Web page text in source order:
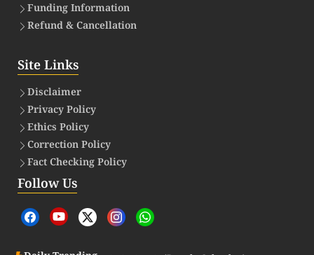
Funding Information
Refund & Cancellation
Site Links
Disclaimer
Privacy Policy
Ethics Policy
Correction Policy
Fact Checking Policy
Follow Us